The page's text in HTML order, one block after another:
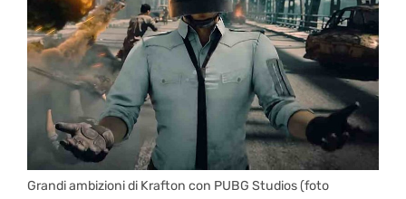
Grandi ambizioni di Krafton con PUBG Studios (foto